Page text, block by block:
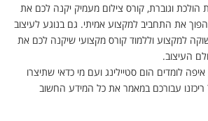
הולכת וגוברת, קורס צילום מעמיק יקנה לכם את
את התחביב למקצוע אמיתי. גם בנוגע לעיצוב
למקצוע וללמוד קורס מקצועי שיקנה לכם את
העיצוב.
איפה לומדים הום סטיילינג ועם מי כדאי שתיצרו
ריכזנו עבורכם במאמר את כל המידע החשוב